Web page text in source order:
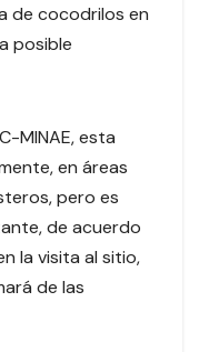
de cocodrilos en
posible
MINAE, esta
en áreas
pero es
de acuerdo
la visita al sitio,
de las